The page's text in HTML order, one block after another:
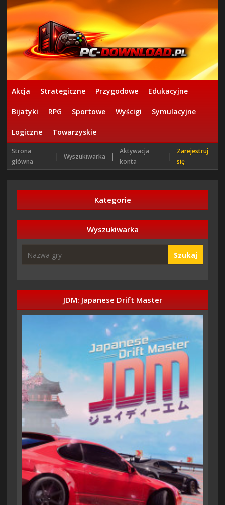
Akcja Strategiczne Przygodowe Edukacyjne
Bijatyki RPG Sportowe Wyścigi Symulacyjne
Logiczne Towarzyskie
Strona
główna
| Wyszukiwarka |
Aktywacja
konta
|
Zarejestruj
się
Kategorie
Wyszukiwarka
Szukaj
JDM: Japanese Drift Master